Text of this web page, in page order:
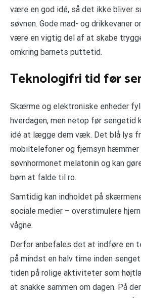
være en god idé, så det ikke bliver
søvnen. Gode mad- og drikkevaner
være en vigtig del af at skabe
omkring barnets puttetid.
Teknologifri tid før
Skærme og elektroniske enheder
hverdagen, men netop før sengetid
idé at lægge dem væk. Det blå lys
mobiltelefoner og fjernsyn hæmmer
søvnhormonet melatonin og kan
børn at falde til ro.
Samtidig kan indholdet på
sociale medier – overstimulere
vågne.
Derfor anbefales det at indføre en
på mindst en halv time inden
tiden på rolige aktiviteter som
at snakke sammen om dagen. På